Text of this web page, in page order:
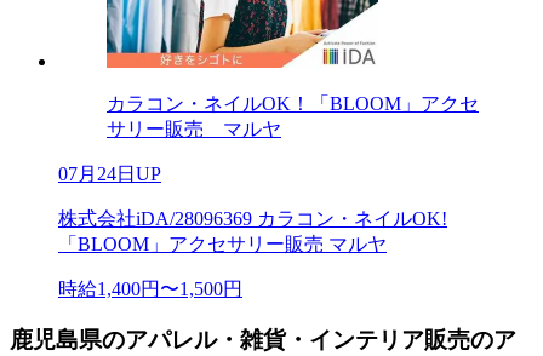
カラコン・ネイルOK！「BLOOM」アクセ
サリー販売 マルヤ
07月24日UP
株式会社iDA/28096369 カラコン・ネイルOK!
「BLOOM」アクセサリー販売 マルヤ
時給1,400円〜1,500円
鹿児島県のアパレル・雑貨・インテリア販売のア